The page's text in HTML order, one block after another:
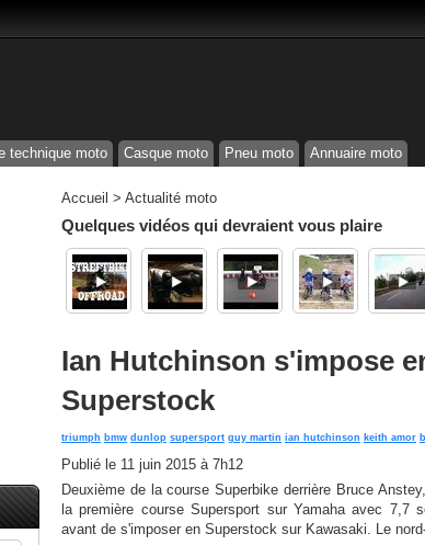
technique moto Casque moto Pneu moto Annuaire moto
Accueil > Actualité moto
Quelques vidéos qui devraient vous plaire
Ian Hutchinson s'impose
Superstock
triumph bmw dunlop supersport guy martin ian hutchinson keith amor
Publié le 11 juin 2015 à 7h12
Deuxième de la course Superbike derrière Bruce
la première course Supersport sur Yamaha avec 7,7
avant de s'imposer en Superstock sur Kawasaki. Le